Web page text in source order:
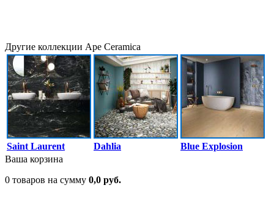
Другие коллекции Ape Ceramica
Saint Laurent Dahlia
Blue Explosion
Ваша корзина
0 товаров на сумму 0,0 руб.